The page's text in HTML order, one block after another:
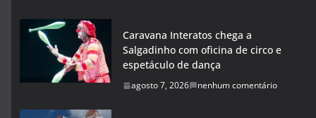
Caravana Interatos chega a
Salgadinho com oficina de circo e
espetáculo de dança
agosto 7, 2026 nenhum comentário